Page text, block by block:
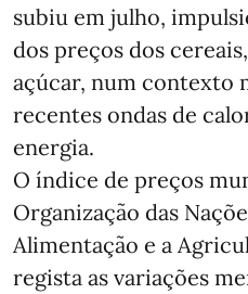
subiu em julho,
dos preços dos
açúcar, num contexto
recentes ondas de
energia.
O índice de preços
Organização das
Alimentação e a
regista as variações